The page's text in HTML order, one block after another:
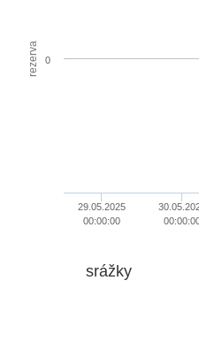
rezerva
29.05.2025
00:00:00
0
srážky